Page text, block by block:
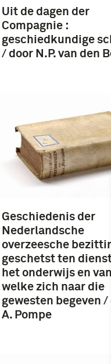
Uit de dagen der
Compagnie :
geschiedkundige
/ door N.P. van den
Geschiedenis der
Nederlandsche
overzeesche
geschetst ten
het onderwijs en van
welke zich naar die
gewesten begeven /
A. Pompe